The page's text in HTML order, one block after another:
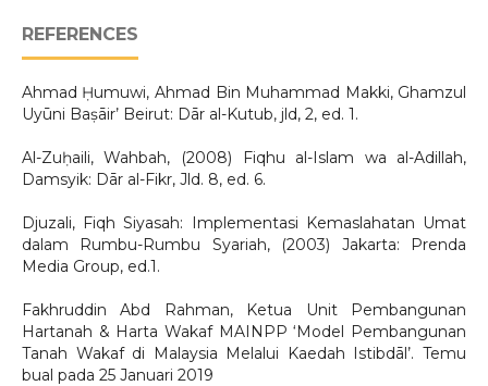
REFERENCES
Ahmad Ḥumuwi, Ahmad Bin Muhammad Makki, Ghamzul
Uyūni Baṣāir’ Beirut: Dār al-Kutub, jld, 2, ed. 1.
Al-Zuḥaili, Wahbah, (2008) Fiqhu al-Islam wa al-Adillah,
Damsyik: Dār al-Fikr, Jld. 8, ed. 6.
Djuzali, Fiqh Siyasah: Implementasi Kemaslahatan Umat
dalam Rumbu-Rumbu Syariah, (2003) Jakarta: Prenda
Media Group, ed.1.
Fakhruddin Abd Rahman, Ketua Unit Pembangunan
Hartanah & Harta Wakaf MAINPP ‘Model Pembangunan
Tanah Wakaf di Malaysia Melalui Kaedah Istibdāl’. Temu
bual pada 25 Januari 2019